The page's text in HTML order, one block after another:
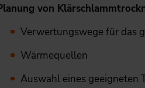
von
Verwertungswege für das
Wärmequellen
Auswahl eines geeigneten